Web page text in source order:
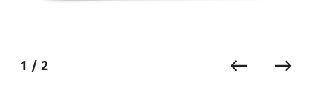
1 / 2